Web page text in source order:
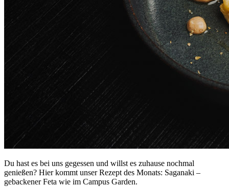
Du hast es bei uns gegessen und willst es zuhause nochmal
genießen? Hier kommt unser Rezept des Monats: Saganaki –
gebackener Feta wie im Campus Garden.